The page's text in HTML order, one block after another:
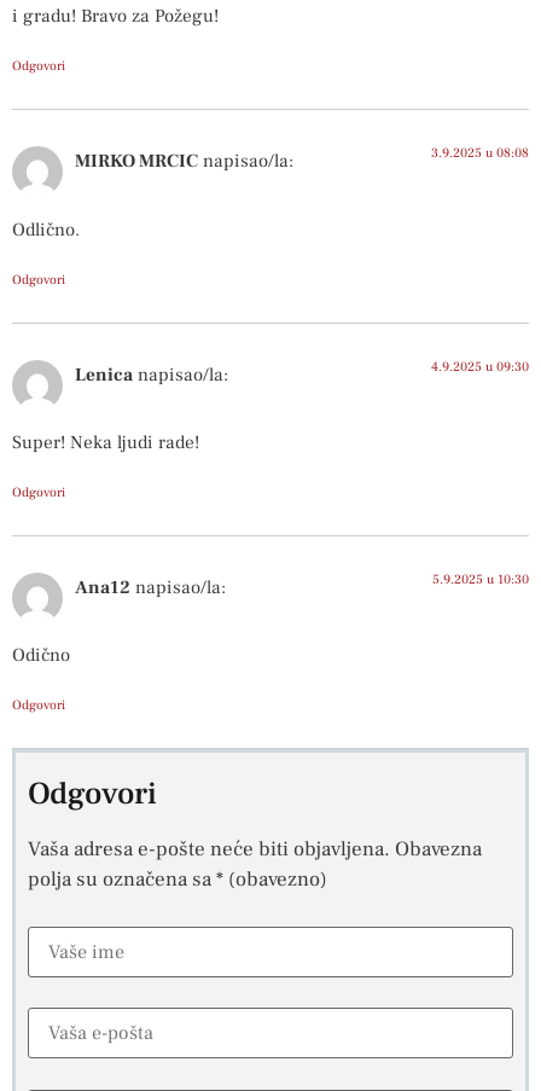
i gradu! Bravo za Požegu!
Odgovori
MIRKO MRCIC napisao/la: 3.9.2025 u 08:08
Odlično.
Odgovori
Lenica napisao/la: 4.9.2025 u 09:30
Super! Neka ljudi rade!
Odgovori
Ana12 napisao/la: 5.9.2025 u 10:30
Odično
Odgovori
Odgovori
Vaša adresa e-pošte neće biti objavljena. Obavezna
polja su označena sa* (obavezno)